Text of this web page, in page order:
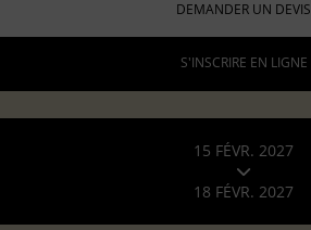
DEMANDER UN DEVIS
S'INSCRIRE EN LIGNE
15 FÉVR. 2027
18 FÉVR. 2027